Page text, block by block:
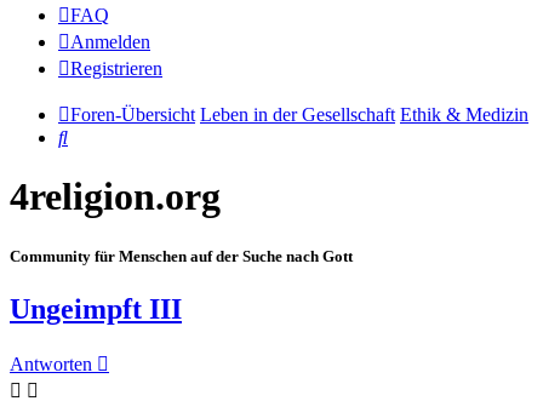
FAQ
Anmelden
Registrieren
Foren-Übersicht Leben in der Gesellschaft Ethik & Medizin
Suche
4religion.org
Community für Menschen auf der Suche nach Gott
Ungeimpft III
Antworten